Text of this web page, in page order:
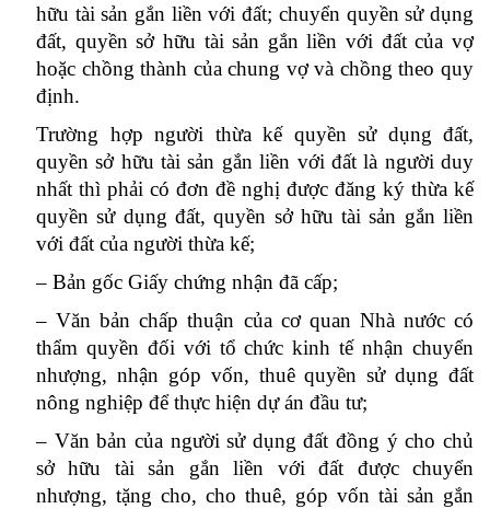
hữu tài sản gắn liền với đất; chuyển quyền sử dụng
đất, quyền sở hữu tài sản gắn liền với đất của vợ
hoặc chồng thành của chung vợ và chồng theo quy
định.
Trường hợp người thừa kế quyền sử dụng đất,
quyền sở hữu tài sản gắn liền với đất là người duy
nhất thì phải có đơn đề nghị được đăng ký thừa kế
quyền sử dụng đất, quyền sở hữu tài sản gắn liền
với đất của người thừa kế;
– Bản gốc Giấy chứng nhận đã cấp;
– Văn bản chấp thuận của cơ quan Nhà nước có
thẩm quyền đối với tổ chức kinh tế nhận chuyển
nhượng, nhận góp vốn, thuê quyền sử dụng đất
nông nghiệp để thực hiện dự án đầu tư;
– Văn bản của người sử dụng đất đồng ý cho chủ
sở hữu tài sản gắn liền với đất được chuyển
nhượng, tặng cho, cho thuê, góp vốn tài sản gắn